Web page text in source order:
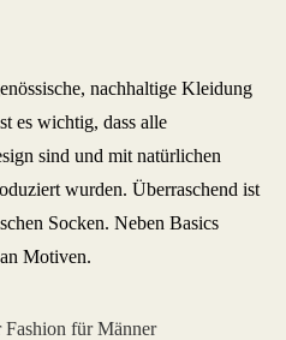
nachhaltige Kleidung
es wichtig, dass alle
sind und mit natürlichen
wurden. Überraschend ist
Socken. Neben Basics
Motiven.